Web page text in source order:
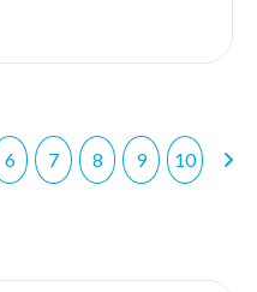
6 7 8 9 10